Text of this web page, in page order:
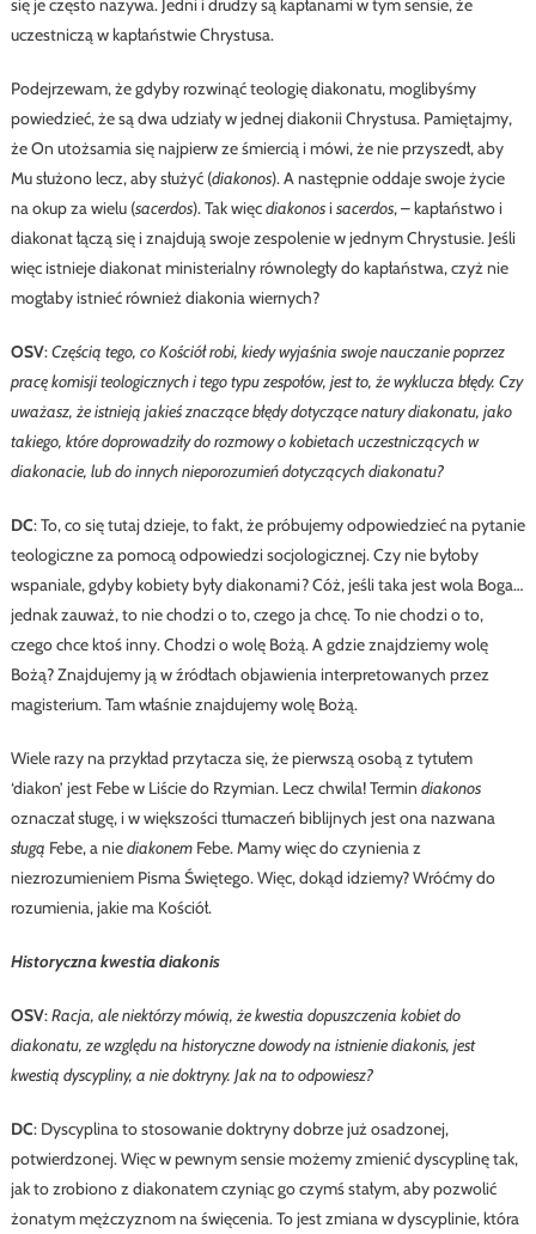
się je często nazywa. Jedni i drudzy są kapłanami w tym sensie, że
uczestniczą w kapłaństwie Chrystusa.
Podejrzewam, że gdyby rozwinąć teologię diakonatu, moglibyśmy
powiedzieć, że są dwa udziały w jednej diakonii Chrystusa. Pamiętajmy,
że On utożsamia się najpierw ze śmiercią i mówi, że nie przyszedł, aby
Mu służono lecz, aby służyć (diakonos). A następnie oddaje swoje życie
na okup za wielu (sacerdos). Tak więcdiakonosi sacerdos, – kapłaństwo i
diakonat łączą się i znajdują swoje zespolenie w jednym Chrystusie. Jeśli
więc istnieje diakonat ministerialny równoległy do kapłaństwa, czyż nie
mogłaby istnieć również diakonia wiernych?
OSV:Częścią tego, co Kościół robi, kiedy wyjaśnia swoje nauczanie poprzez
pracę komisji teologicznych i tego typu zespołów, jest to, że wyklucza błędy. Czy
uważasz, że istnieją jakieś znaczące błędy dotyczące natury diakonatu, jako
takiego, które doprowadziły do rozmowy o kobietach uczestniczących w
diakonacie, lub do innych nieporozumień dotyczących diakonatu?
DC: To, co się tutaj dzieje, to fakt, że próbujemy odpowiedzieć na pytanie
teologiczne za pomocą odpowiedzi socjologicznej. Czy nie byłoby
wspaniale, gdyby kobiety były diakonami? Cóż, jeśli taka jest wola Boga…
jednak zauważ, to nie chodzi o to, czego ja chcę. To nie chodzi o to,
czego chce ktoś inny. Chodzi o wolę Bożą. A gdzie znajdziemy wolę
Bożą? Znajdujemy ją w źródłach objawienia interpretowanych przez
magisterium. Tam właśnie znajdujemy wolę Bożą.
Wiele razy na przykład przytacza się, że pierwszą osobą z tytułem
‘diakon’ jest Febe w Liście do Rzymian. Lecz chwila! Termin diakonos
oznaczał sługę, i w większości tłumaczeń biblijnych jest ona nazwana
sługą Febe, a niediakonemFebe. Mamy więc do czynienia z
niezrozumieniem Pisma Świętego. Więc, dokąd idziemy? Wróćmy do
rozumienia, jakie ma Kościół.
Historyczna kwestia diakonis
OSV:Racja, ale niektórzy mówią, że kwestia dopuszczenia kobiet do
diakonatu, ze względu na historyczne dowody na istnienie diakonis, jest
kwestią dyscypliny, a nie doktryny. Jak na to odpowiesz?
DC: Dyscyplina to stosowanie doktryny dobrze już osadzonej,
potwierdzonej. Więc w pewnym sensie możemy zmienić dyscyplinę tak,
jak to zrobiono z diakonatem czyniąc go czymś stałym, aby pozwolić
żonatym mężczyznom na święcenia. To jest zmiana w dyscyplinie, która